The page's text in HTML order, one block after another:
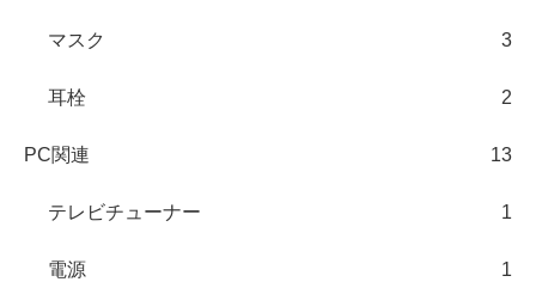
マスク 3
耳栓 2
PC関連 13
テレビチューナー 1
電源 1